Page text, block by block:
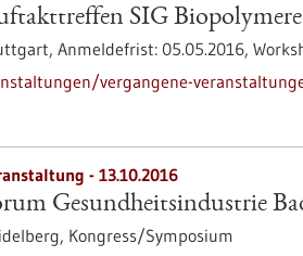
SIG
Anmeldefrist: 05.05.2016,
vergangene-
- 13.10.2016
Gesundheitsindustrie
Kongress/Symposium